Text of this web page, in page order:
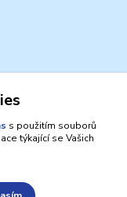
s použitím souborů
týkající se Vašich